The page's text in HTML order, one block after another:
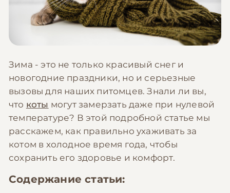
Зима - это не только красивый снег и
новогодние праздники, но и серьезные
вызовы для наших питомцев. Знали ли вы,
что коты могут замерзать даже при нулевой
температуре? В этой подробной статье мы
расскажем, как правильно ухаживать за
котом в холодное время года, чтобы
сохранить его здоровье и комфорт.
Содержание статьи: